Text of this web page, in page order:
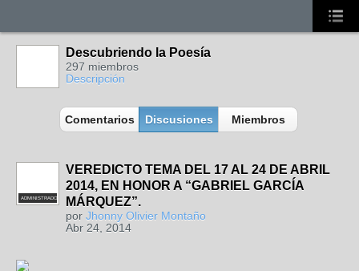
Descubriendo la Poesía
297 miembros
Descripción
Comentarios Discusiones Miembros
ADMINISTRADOR
VEREDICTO TEMA DEL 17 AL 24 DE ABRIL
2014, EN HONOR A “GABRIEL GARCÍA
MÁRQUEZ”.
por Jhonny Olivier Montaño
Abr 24, 2014